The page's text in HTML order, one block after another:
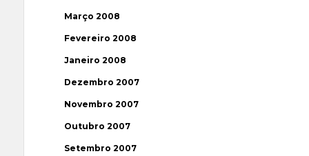
Março 2008
Fevereiro 2008
Janeiro 2008
Dezembro 2007
Novembro 2007
Outubro 2007
Setembro 2007